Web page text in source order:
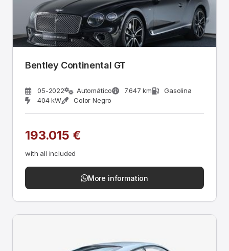
Bentley Continental GT
05-2022 Automático 7.647 km
Gasolina
404 kW
Color Negro
193.015 €
with all included
More information